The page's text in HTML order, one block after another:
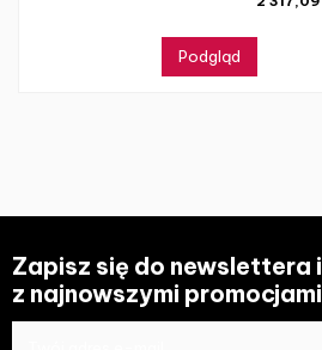
Podgląd
Zapisz się do newslettera
z najnowszymi promocjami